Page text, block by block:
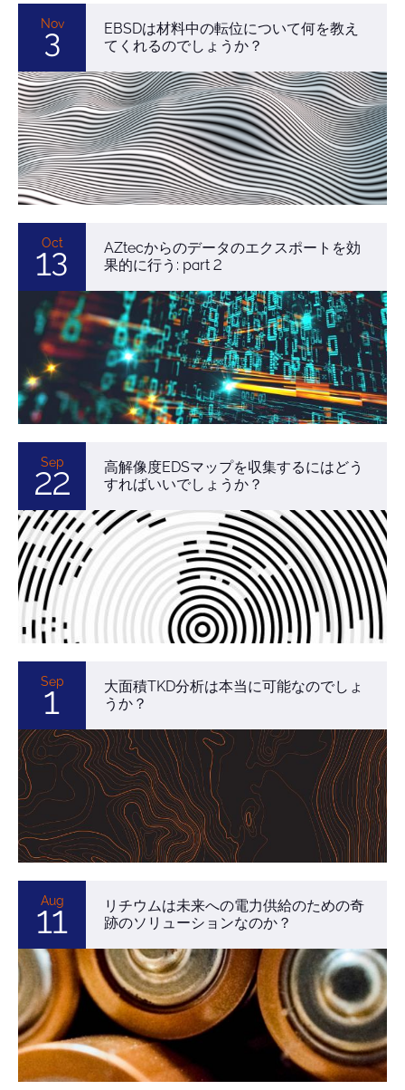
Nov
3
EBSDは材料中の転位について何を教え
てくれるのでしょうか？
Oct
13
AZtecからのデータのエクスポートを効
果的に行う: part 2
Sep
22
高解像度EDSマップを収集するにはどう
すればいいでしょうか？
Sep
1
大面積TKD分析は本当に可能なのでしょ
うか？
Aug
11
リチウムは未来への電力供給のための奇
跡のソリューションなのか？